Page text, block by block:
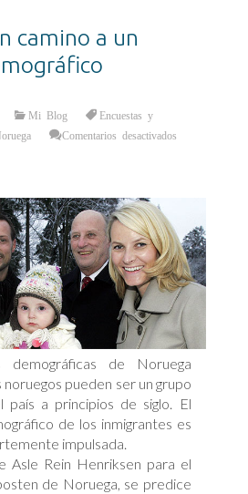
camino a un
Mi Blog
Encuestas y
Comentarios desactivados
demográficas de Noruega
pueden ser un grupo
país a principios de siglo. El
de los inmigrantes es
impulsada.
Asle Rein Henriksen para el
de Noruega, se predice